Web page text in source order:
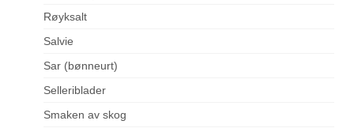
Røyksalt
Salvie
Sar (bønneurt)
Selleriblader
Smaken av skog